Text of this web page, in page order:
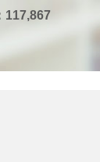
117,867